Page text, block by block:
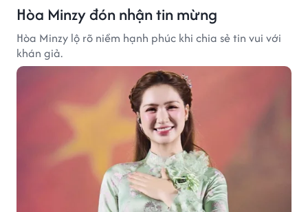
Hòa Minzy đón nhận tin mừng
Hòa Minzy lộ rõ niềm hạnh phúc khi chia sẻ tin vui với
khán giả.